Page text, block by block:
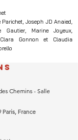
Joseph JD Anaied,
Gautier, Marine Joyeux,
Gonnon et Claudia
Chemins - Salle
Paris, France